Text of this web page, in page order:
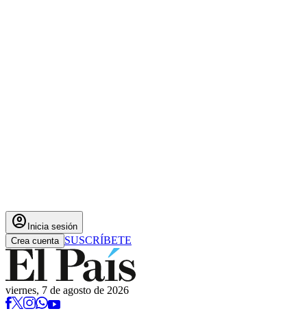
account_circle Inicia sesión
Crea cuenta SUSCRÍBETE
viernes, 7 de agosto de 2026